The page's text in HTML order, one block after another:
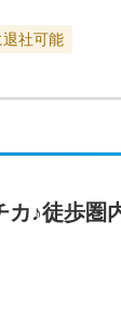
社可能
♪徒歩圏